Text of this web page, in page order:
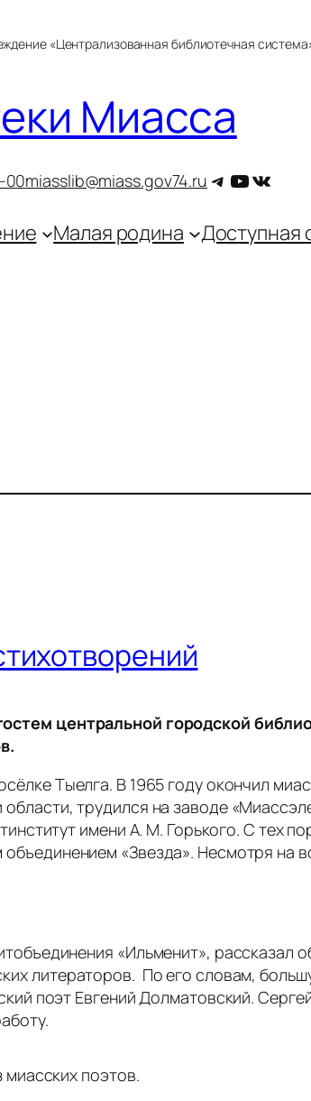
«Централизованная библиотечная
Миасса
00miasslib@miass.gov74.ru Telegram
YouTube
Малая родина Доступная
центральной городской
Тыелга. В 1965 году окончил
трудился на заводе
имени А. М. Горького. С тех
«Звезда». Несмотря на
«Ильменит», рассказал
литераторов. По его словам,
поэт Евгений Долматовский.
миасских поэтов.